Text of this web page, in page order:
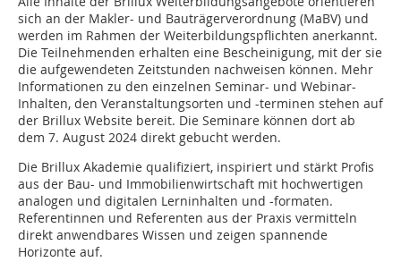
sich an der Makler- und Bauträgerverordnung (MaBV) und
werden im Rahmen der Weiterbildungspflichten anerkannt.
Die Teilnehmenden erhalten eine Bescheinigung, mit der sie
die aufgewendeten Zeitstunden nachweisen können. Mehr
Informationen zu den einzelnen Seminar- und Webinar-
Inhalten, den Veranstaltungsorten und -terminen stehen auf
der Brillux Website bereit. Die Seminare können dort ab
dem 7. August 2024 direkt gebucht werden.
Die Brillux Akademie qualifiziert, inspiriert und stärkt Profis
aus der Bau- und Immobilienwirtschaft mit hochwertigen
analogen und digitalen Lerninhalten und -formaten.
Referentinnen und Referenten aus der Praxis vermitteln
direkt anwendbares Wissen und zeigen spannende
Horizonte auf.